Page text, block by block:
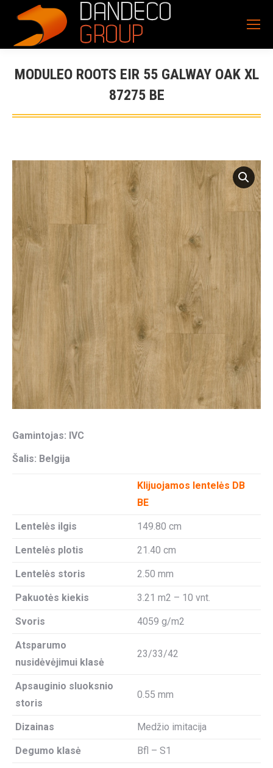
MODULEO ROOTS EIR 55 GALWAY OAK XL
87275 BE
Gamintojas: IVC
Šalis: Belgija
Klijuojamos lentelės DB
BE
Lentelės ilgis 149.80 cm
Lentelės plotis 21.40 cm
Lentelės storis 2.50 mm
Pakuotės kiekis 3.21 m2 – 10 vnt.
Svoris 4059 g/m2
Atsparumo
nusidėvėjimui klasė
23/33/42
Apsauginio sluoksnio
storis
0.55 mm
Dizainas Medžio imitacija
Degumo klasė Bfl – S1